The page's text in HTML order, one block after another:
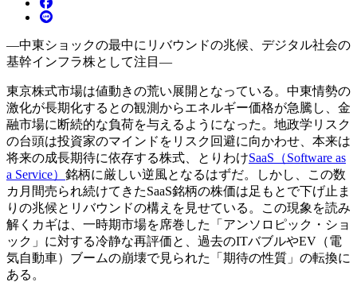
―中東ショックの最中にリバウンドの兆候、デジタル社会の
基幹インフラ株として注目―
東京株式市場は値動きの荒い展開となっている。中東情勢の
激化が長期化するとの観測からエネルギー価格が急騰し、金
融市場に断続的な負荷を与えるようになった。地政学リスク
の台頭は投資家のマインドをリスク回避に向かわせ、本来は
将来の成長期待に依存する株式、とりわけSaaS（Software as
a Service） 銘柄に厳しい逆風となるはずだ。しかし、この数
カ月間売られ続けてきたSaaS銘柄の株価は足もとで下げ止ま
りの兆候とリバウンドの構えを見せている。この現象を読み
解くカギは、一時期市場を席巻した「アンソロピック・ショ
ック」に対する冷静な再評価と、過去のITバブルやEV（電
気自動車）ブームの崩壊で見られた「期待の性質」の転換に
ある。